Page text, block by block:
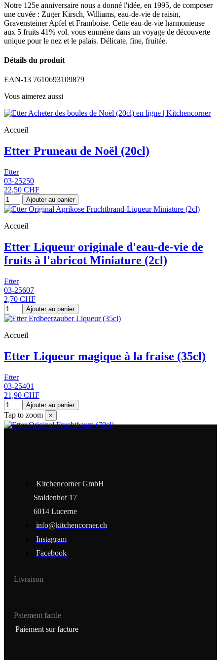
Notre 125e anniversaire nous a donné l'idée, en 1995, de composer
une cuvée : Zuger Kirsch, Williams, eau-de-vie de raisin,
Gravensteiner Apfel et Framboise. Cette eau-de-vie harmonieuse
aux 5 fruits 41% vol. vous emmène dans un voyage de découverte
unique pour le nez et le palais. Délicate, fine, fruitée.
Détails du produit
EAN-13 7610693109879
Vous aimerez aussi
Accueil
Etter Pruneau de Noël (20cl)
Etter
03-25250
22,50 CHF
Ajouter au panier
Accueil
Etter Liqueur originale d'eau-de-vie de
fruits à l'abricot Miniature (2cl)
Etter
03-25607
2,70 CHF
Ajouter au panier
Accueil
Etter Liqueur magique à la fraise (35cl)
Etter
03-25401
21,90 CHF
Ajouter au panier
Tap to zoom ×
Kitchencorner GmbH
Staldenhof 17
6014 Lucerne
info@kitchencorner.ch
Instagram
Facebook
Livraison
Paiement facile
Paiement sur facture